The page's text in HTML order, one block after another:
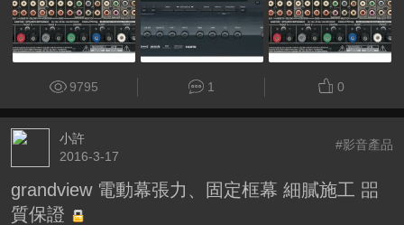
9795 1 0
小許
2016-3-17
#影音產品
grandview 電動幕張力、固定框幕 細膩施工 㗊
質保證